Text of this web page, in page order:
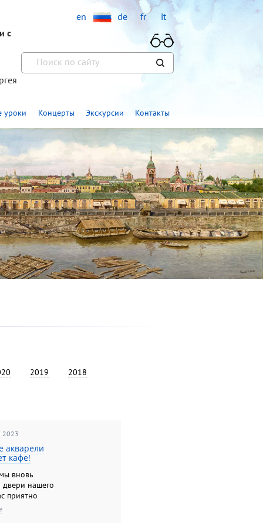
с
en de fr it
уроки Концерты Экскурсии Контакты
2019
2018
2023
акварели
кафе!
вновь
двери нашего
приятно
украшенный